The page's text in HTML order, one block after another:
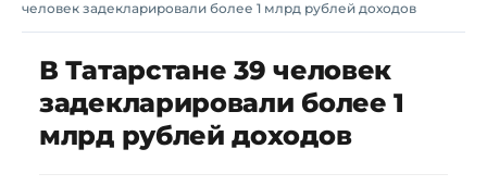
человек задекларировали более 1 млрд рублей доходов
В Татарстане 39 человек
задекларировали более 1
млрд рублей доходов